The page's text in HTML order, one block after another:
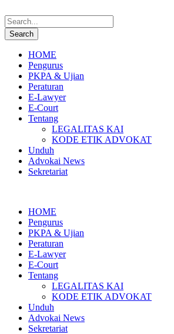
HOME
Pengurus
PKPA & Ujian
Peraturan
E-Lawyer
E-Court
Tentang
LEGALITAS KAI
KODE ETIK ADVOKAT
Unduh
Advokai News
Sekretariat
HOME
Pengurus
PKPA & Ujian
Peraturan
E-Lawyer
E-Court
Tentang
LEGALITAS KAI
KODE ETIK ADVOKAT
Unduh
Advokai News
Sekretariat